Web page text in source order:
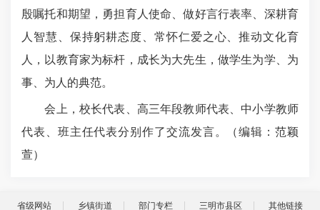
殷嘱托和期望，勇担育人使命、做好言行表率、深耕育
人智慧、保持躬耕态度、常怀仁爱之心、推动文化育
人，以教育家为标杆，成长为大先生，做学生为学、为
事、为人的典范。
会上，校长代表、高三年段教师代表、中小学教师
代表、班主任代表分别作了交流发言。（编辑：范颖
萱）
省级网站 乡镇街道 部门专栏 三明市县区 其他链接